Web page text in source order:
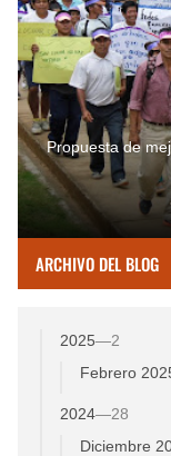
Propuesta de
ARCHIVO DEL BLOG
2025—2
Febrero
2024—28
Diciembre